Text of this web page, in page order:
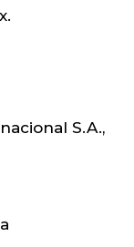
S.A.,